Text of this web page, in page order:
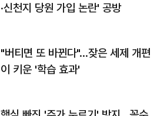
·신천지 당원 가입 논란' 공방
"버티면 또 바뀐다"…잦은 세제 개편
이 키운 '학습 효과'